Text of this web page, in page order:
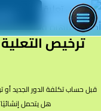
ترخيص
قبل حساب تكلفة الدور الجديد
هل يتحمل